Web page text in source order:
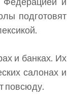
подготовят
и банках. Их
салонах и
повсюду.